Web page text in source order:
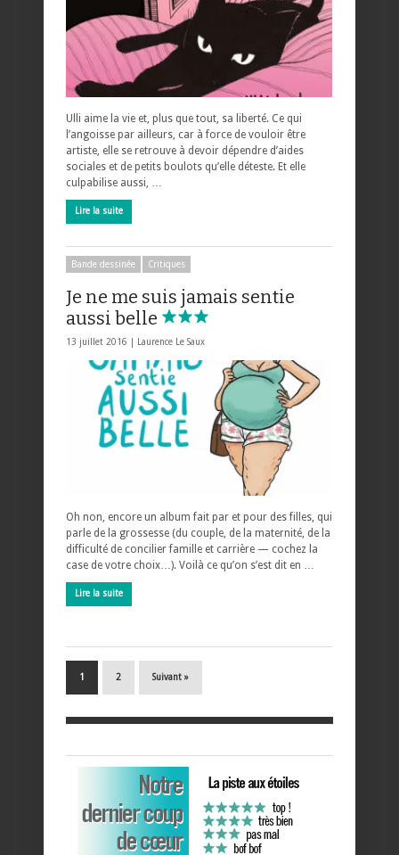
Ulli aime la vie et, plus que tout, sa liberté. Ce qui
l’angoisse par ailleurs, car à force de vouloir être
artiste, elle se retrouve à devoir dépendre d’aides
sociales et de petits boulots qu’elle déteste. Et elle
culpabilise aussi, …
Lire la suite
Bande dessinée Critiques
Je ne me suis jamais sentie
aussi belle
13 juillet 2016 | Laurence Le Saux
Oh non, encore un album fait par et pour des filles, qui
parle de la grossesse (du couple, de la maternité, de la
difficulté de concilier famille et carrière — cochez la
case de votre choix…). Voilà ce qu’on s’est dit en …
Lire la suite
1 2 Suivant »